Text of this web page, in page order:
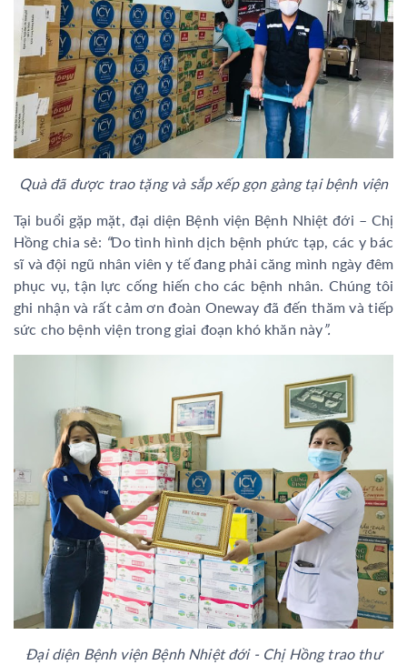
Quà đã được trao tặng và sắp xếp gọn gàng tại bệnh viện
Tại buổi gặp mặt, đại diện Bệnh viện Bệnh Nhiệt đới – Chị
Hồng chia sẻ: “Do tình hình dịch bệnh phức tạp, các y bác
sĩ và đội ngũ nhân viên y tế đang phải căng mình ngày đêm
phục vụ, tận lực cống hiến cho các bệnh nhân. Chúng tôi
ghi nhận và rất cảm ơn đoàn Oneway đã đến thăm và tiếp
sức cho bệnh viện trong giai đoạn khó khăn này”.
Đại diện Bệnh viện Bệnh Nhiệt đới - Chị Hồng trao thư